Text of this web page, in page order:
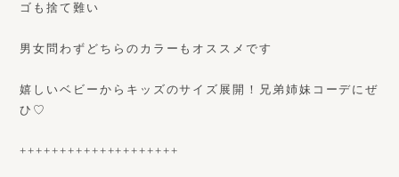
ゴも捨て難い
男女問わずどちらのカラーもオススメです
嬉しいベビーからキッズのサイズ展開！兄弟姉妹コーデにぜ
ひ♡
++++++++++++++++++++